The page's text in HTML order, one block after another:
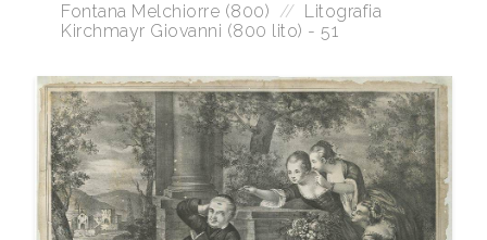
Fontana Melchiorre (800) // Litografia
Kirchmayr Giovanni (800 lito) - 51